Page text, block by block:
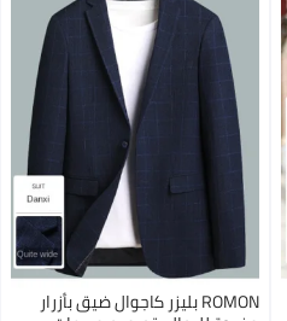
ROMON بليزر كاجوال ضيق بأزرار